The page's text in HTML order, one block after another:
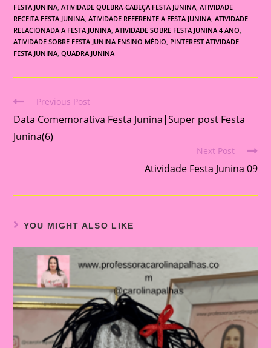
FESTA JUNINA ATIVIDADE QUEBRA-CABEÇA FESTA JUNINA ATIVIDADE
RECEITA FESTA JUNINA ATIVIDADE REFERENTE A FESTA JUNINA ATIVIDADE
RELACIONADA A FESTA JUNINA ATIVIDADE SOBRE FESTA JUNINA 4 ANO
ATIVIDADE SOBRE FESTA JUNINA ENSINO MÉDIO PINTEREST ATIVIDADE
FESTA JUNINA QUADRA JUNINA
Read
more
articles
Previous Post
Data Comemorativa Festa Junina|Super post Festa
Junina(6)
Next Post
Atividade Festa Junina 09
YOU MIGHT ALSO LIKE